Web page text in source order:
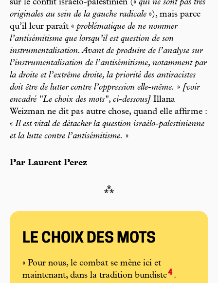
sur le conflit israélo-palestinien (« qui ne sont pas très
originales au sein de la gauche radicale »), mais parce
qu’il leur paraît « problématique de ne nommer
l’antisémitisme que lorsqu’il est question de son
instrumentalisation. Avant de produire de l’analyse sur
l’instrumentalisation de l’antisémitisme, notamment par
la droite et l’extrême droite, la priorité des antiracistes
doit être de lutter contre l’oppression elle-même. » [voir
encadré "Le choix des mots", ci-dessous] Illana
Weizman ne dit pas autre chose, quand elle affirme :
« Il est vital de détacher la question israélo-palestinienne
et la lutte contre l’antisémitisme. »
Par Laurent Perez
⁂
LE CHOIX DES MOTS
« Pour nous, le combat se mène ici et
maintenant, dans la tradition bundiste4.